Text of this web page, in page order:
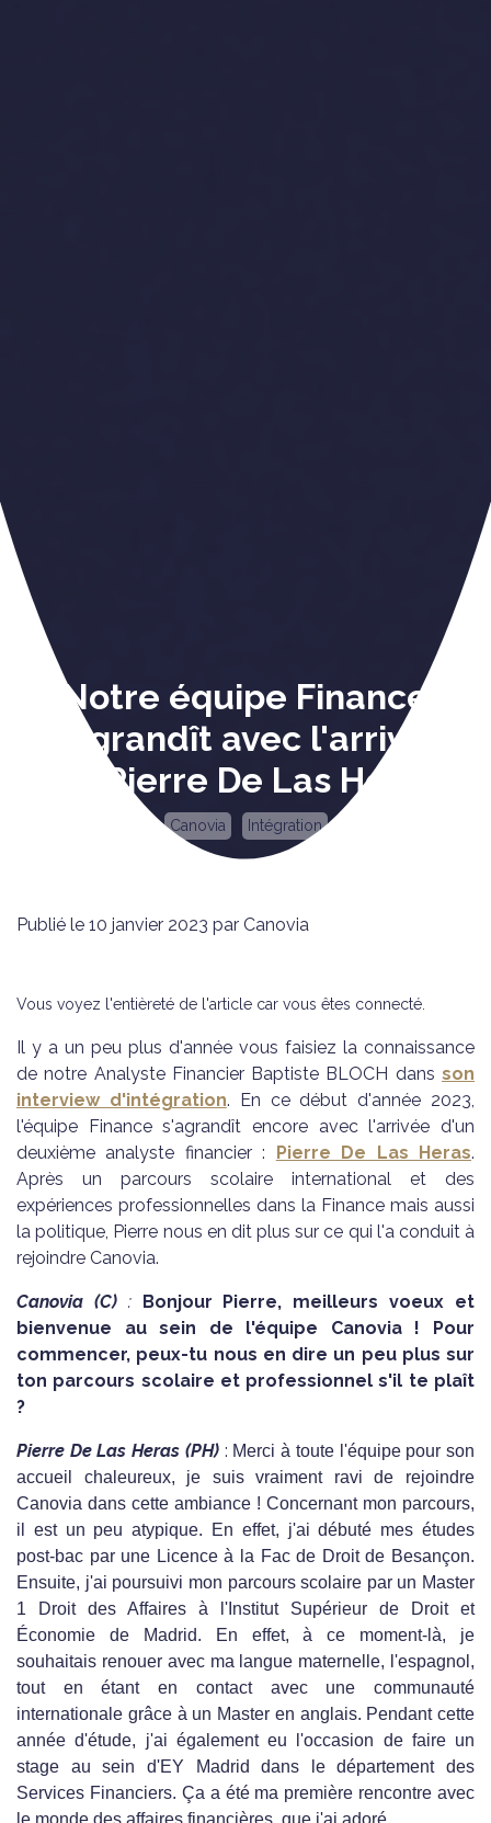
Notre équipe Finance
s'agrandît avec l'arrivée
de Pierre De Las Heras
Canovia Intégration
Publié le 10 janvier 2023 par Canovia
Vous voyez l'entièreté de l'article car vous êtes connecté.
Il y a un peu plus d'année vous faisiez la connaissance
de notre Analyste Financier Baptiste BLOCH dans son
interview d'intégration. En ce début d'année 2023,
l'équipe Finance s'agrandît encore avec l'arrivée d'un
deuxième analyste financier : Pierre De Las Heras.
Après un parcours scolaire international et des
expériences professionnelles dans la Finance mais aussi
la politique, Pierre nous en dit plus sur ce qui l'a conduit à
rejoindre Canovia.
Canovia (C): Bonjour Pierre, meilleurs voeux et
bienvenue au sein de l'équipe Canovia ! Pour
commencer, peux-tu nous en dire un peu plus sur
ton parcours scolaire et professionnel s'il te plaît
?
Pierre De Las Heras (PH): Merci à toute l'équipe pour son
accueil chaleureux, je suis vraiment ravi de rejoindre
Canovia dans cette ambiance ! Concernant mon parcours,
il est un peu atypique. En effet, j'ai débuté mes études
post-bac par une Licence à la Fac de Droit de Besançon.
Ensuite, j'ai poursuivi mon parcours scolaire par un Master
1 Droit des Affaires à l'Institut Supérieur de Droit et
Économie de Madrid. En effet, à ce moment-là, je
souhaitais renouer avec ma langue maternelle, l'espagnol,
tout en étant en contact avec une communauté
internationale grâce à un Master en anglais. Pendant cette
année d'étude, j'ai également eu l'occasion de faire un
stage au sein d'EY Madrid dans le département des
Services Financiers. Ça a été ma première rencontre avec
le monde des affaires financières, que j'ai adoré.